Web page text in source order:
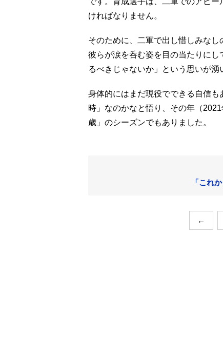
ければなりません。
そのために、二軍で出し惜しみな
彼らが涙を呑む姿を目の当たりに
るべきじゃないか」という思いが湧
身体的にはまだ現役でできる自信
時」なのかなと悟り、その年（
歳」のシーズンでもありました。
「これ
←